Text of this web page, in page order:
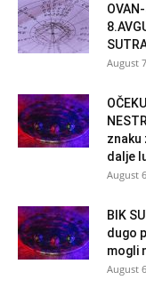
August
znaku
dalje
August
BIK
dugo
mogli
August